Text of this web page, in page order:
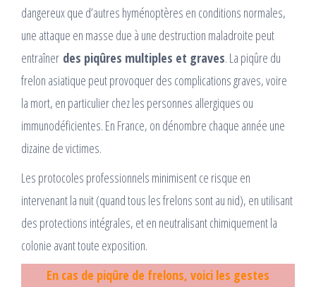
dangereux que d’autres hyménoptères en conditions normales,
une attaque en masse due à une destruction maladroite peut
entraîner des piqûres multiples et graves. La piqûre du
frelon asiatique peut provoquer des complications graves, voire
la mort, en particulier chez les personnes allergiques ou
immunodéficientes. En France, on dénombre chaque année une
dizaine de victimes.​
Les protocoles professionnels minimisent ce risque en
intervenant la nuit (quand tous les frelons sont au nid), en utilisant
des protections intégrales, et en neutralisant chimiquement la
colonie avant toute exposition.
En cas de piqûre de frelons, voici les gestes